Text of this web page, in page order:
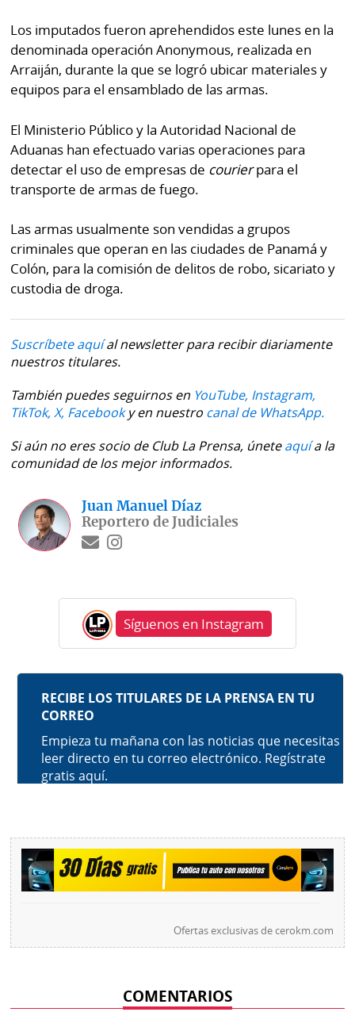
Los imputados fueron aprehendidos este lunes en la
denominada operación Anonymous, realizada en
Arraiján, durante la que se logró ubicar materiales y
equipos para el ensamblado de las armas.
El Ministerio Público y la Autoridad Nacional de
Aduanas han efectuado varias operaciones para
detectar el uso de empresas de courierpara el
transporte de armas de fuego.
Las armas usualmente son vendidas a grupos
criminales que operan en las ciudades de Panamá y
Colón, para la comisión de delitos de robo, sicariato y
custodia de droga.
Suscríbete aquíal newsletter para recibir diariamente
nuestros titulares.
También puedes seguirnos en YouTube, Instagram,
TikTok, X, Facebooky en nuestro canal de WhatsApp.
Si aún no eres socio de Club La Prensa, úneteaquía la
comunidad de los mejor informados.
Juan Manuel Díaz
Reportero de Judiciales
Síguenos en Instagram
Ofertas exclusivas decerokm.com
COMENTARIOS